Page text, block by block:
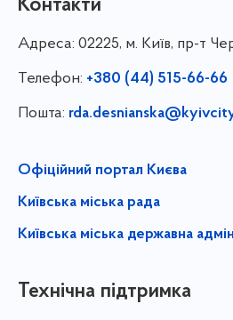
Контакти
Адреса: 02225, м. Київ, пр-т
Телефон: +380 (44) 515-66-66
Пошта:
Офіційний портал Києва
Київська міська рада
Київська міська державна
Технічна підтримка